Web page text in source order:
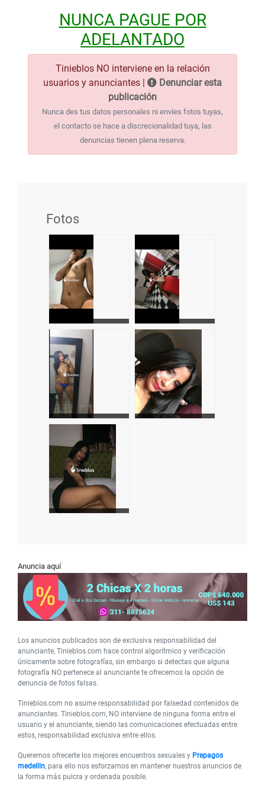
NUNCA PAGUE POR
ADELANTADO
Tinieblos NO interviene en la relación
usuarios y anunciantes |
Denunciar esta
publicación
Nunca des tus datos personales ni envíes fotos tuyas,
el contacto se hace a discrecionalidad tuya, las
denuncias tienen plena reserva.
Fotos
Anuncia aquí
Los anuncios publicados son de exclusiva responsabilidad del
anunciante, Tinieblos.com hace control algorítmico y verificación
únicamente sobre fotografías, sin embargo si detectas que alguna
fotografía NO pertenece al anunciante te ofrecemos la opción de
denuncia de fotos falsas.
Tinieblos.com no asume responsabilidad por falsedad contenidos de
anunciantes. Tinieblos.com, NO interviene de ninguna forma entre el
usuario y el anunciante, siendo las comunicaciones efectuadas entre
estos, responsabilidad exclusiva entre ellos.
Queremos ofrecerte los mejores encuentros sexuales y Prepagos
medellin, para ello nos esforzamos en mantener nuestros anuncios de
la forma más pulcra y ordenada posible.